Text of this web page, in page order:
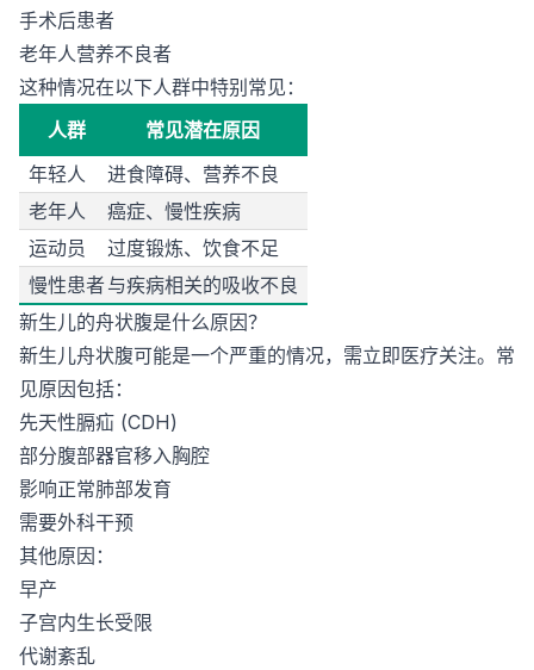
手术后患者
老年人营养不良者
这种情况在以下人群中特别常见：
人群
常见潜在原因
年轻人
进食障碍、营养不良
老年人
癌症、慢性疾病
运动员
过度锻炼、饮食不足
慢性患者与疾病相关的吸收不良
新生儿的舟状腹是什么原因？
新生儿舟状腹可能是一个严重的情况，需立即医疗关注。常
见原因包括：
先天性膈疝 (CDH)
部分腹部器官移入胸腔
影响正常肺部发育
需要外科干预
其他原因：
早产
子宫内生长受限
代谢紊乱